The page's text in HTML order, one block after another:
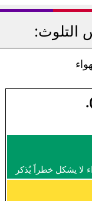
التلوث:
لا يشكل خطراً يُذكر